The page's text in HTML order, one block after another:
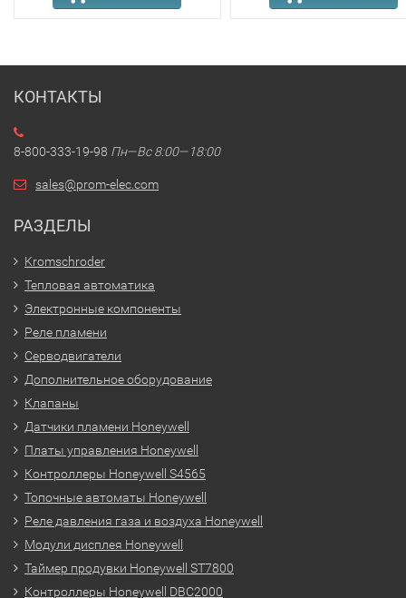
КОНТАКТЫ
8-800-333-19-98 Пн—Вс 8:00—18:00
sales@prom-elec.com
РАЗДЕЛЫ
Kromschroder
Тепловая автоматика
Электронные компоненты
Реле пламени
Серводвигатели
Дополнительное оборудование
Клапаны
Датчики пламени Honeywell
Платы управления Honeywell
Контроллеры Honeywell S4565
Топочные автоматы Honeywell
Реле давления газа и воздуха Honeywell
Модули дисплея Honeywell
Таймер продувки Honeywell ST7800
Контроллеры Honeywell DBC2000